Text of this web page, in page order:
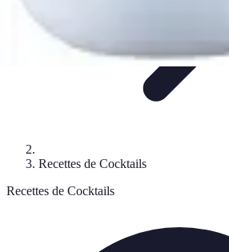
Recettes de Cocktails
Recettes de Cocktails